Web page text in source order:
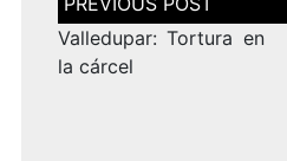
de
entradas
Valledupar: Tortura en
la cárcel